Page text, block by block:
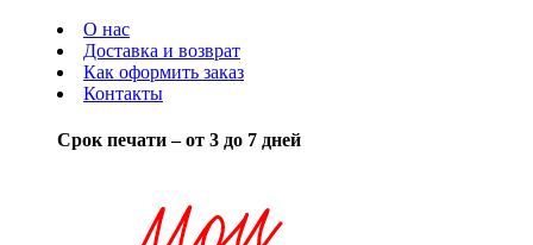
О нас
Доставка и возврат
Как оформить заказ
Контакты
Срок печати – от 3 до 7 дней